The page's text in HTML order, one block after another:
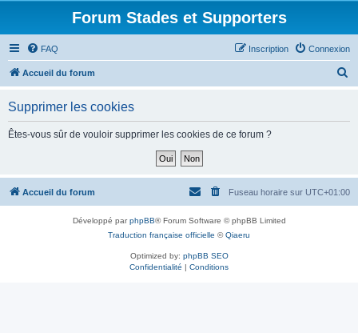
Forum Stades et Supporters
FAQ Connexion
Inscription
Accueil du forum
h
Supprimer les cookies
Êtes-vous sûr de vouloir supprimer les cookies de ce forum ?
Accueil du forum Fuseau horaire sur UTC+01:00
Développé parphpBB® Forum Software © phpBB Limited
Traduction française officielle ©Qiaeru
Optimized by: phpBB SEO
Confidentialité | Conditions